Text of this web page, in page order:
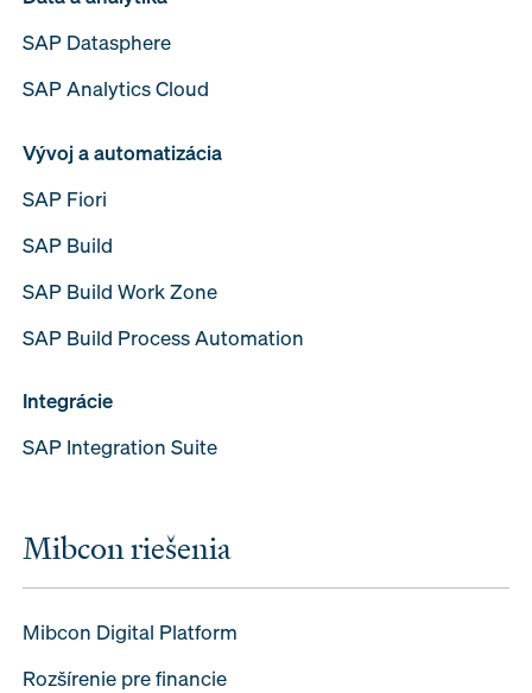
SAP Datasphere
SAP Analytics Cloud
Vývoj a automatizácia
SAP Fiori
SAP Build
SAP Build Work Zone
SAP Build Process Automation
Integrácie
SAP Integration Suite
Mibcon riešenia
Mibcon Digital Platform
Rozšírenie pre financie